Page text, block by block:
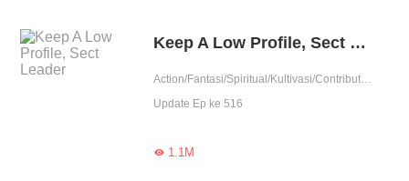
Keep A Low Profile, Sect Leader
Action/Fantasi/Spiritual/Kultivasi/Contributor/Reinkarnasi/Balas Dendam/Pembunuhan
Update Ep ke 516
1.1M